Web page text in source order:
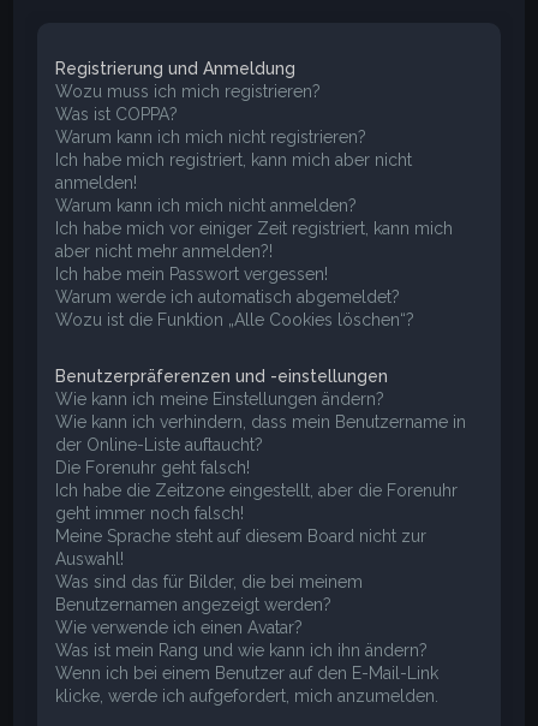
Registrierung und Anmeldung
Wozu muss ich mich registrieren?
Was ist COPPA?
Warum kann ich mich nicht registrieren?
Ich habe mich registriert, kann mich aber nicht
anmelden!
Warum kann ich mich nicht anmelden?
Ich habe mich vor einiger Zeit registriert, kann mich
aber nicht mehr anmelden?!
Ich habe mein Passwort vergessen!
Warum werde ich automatisch abgemeldet?
Wozu ist die Funktion „Alle Cookies löschen“?
Benutzerpräferenzen und -einstellungen
Wie kann ich meine Einstellungen ändern?
Wie kann ich verhindern, dass mein Benutzername in
der Online-Liste auftaucht?
Die Forenuhr geht falsch!
Ich habe die Zeitzone eingestellt, aber die Forenuhr
geht immer noch falsch!
Meine Sprache steht auf diesem Board nicht zur
Auswahl!
Was sind das für Bilder, die bei meinem
Benutzernamen angezeigt werden?
Wie verwende ich einen Avatar?
Was ist mein Rang und wie kann ich ihn ändern?
Wenn ich bei einem Benutzer auf den E-Mail-Link
klicke, werde ich aufgefordert, mich anzumelden.